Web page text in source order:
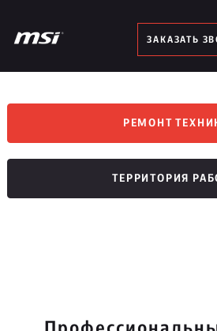
ЗАКАЗАТЬ
РЕМОНТ
ТЕРРИТОРИЯ